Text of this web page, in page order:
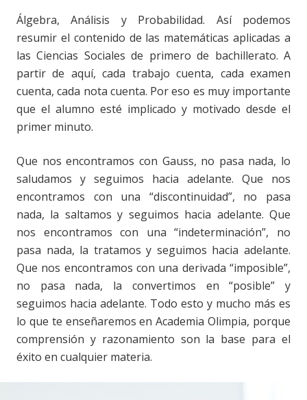
Álgebra, Análisis y Probabilidad. Así podemos
resumir el contenido de las matemáticas aplicadas a
las Ciencias Sociales de primero de bachillerato. A
partir de aquí, cada trabajo cuenta, cada examen
cuenta, cada nota cuenta. Por eso es muy importante
que el alumno esté implicado y motivado desde el
primer minuto.
Que nos encontramos con Gauss, no pasa nada, lo
saludamos y seguimos hacia adelante. Que nos
encontramos con una “discontinuidad”, no pasa
nada, la saltamos y seguimos hacia adelante. Que
nos encontramos con una “indeterminación”, no
pasa nada, la tratamos y seguimos hacia adelante.
Que nos encontramos con una derivada “imposible”,
no pasa nada, la convertimos en “posible” y
seguimos hacia adelante. Todo esto y mucho más es
lo que te enseñaremos en Academia Olimpia, porque
comprensión y razonamiento son la base para el
éxito en cualquier materia.